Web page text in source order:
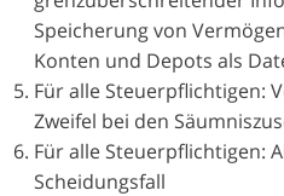
Speicherung von
Konten und Depots als
Für alle Steuerpflichtigen:
Zweifel bei den
Für alle Steuerpflichtigen:
Scheidungsfall